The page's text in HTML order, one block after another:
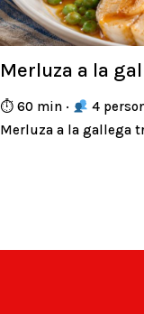
Merluza a la
⏱ 60 min · 4
Merluza a la gallega